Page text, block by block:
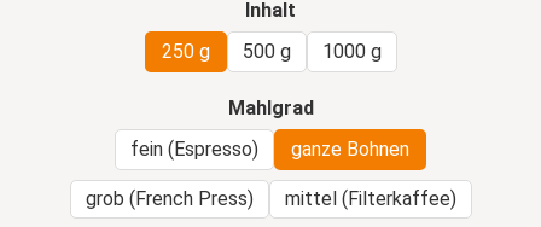
Inhalt
250 g
500 g 1000 g
Mahlgradauswählen
fein (Espresso)
ganze Bohnen
grob (French Press) mittel (Filterkaffee)